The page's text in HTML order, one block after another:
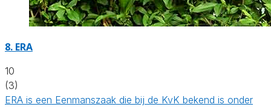
8. ERA
10
(3)
ERA is een Eenmanszaak die bij de KvK bekend is onder